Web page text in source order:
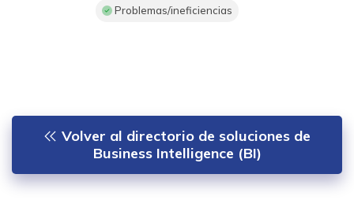
Problemas/ineficiencias
Volver al directorio de soluciones de
Business Intelligence (BI)